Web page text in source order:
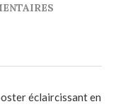
éclaircissant en